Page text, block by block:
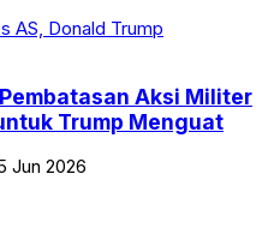
Aksi Militer
Trump Menguat
Jun 2026